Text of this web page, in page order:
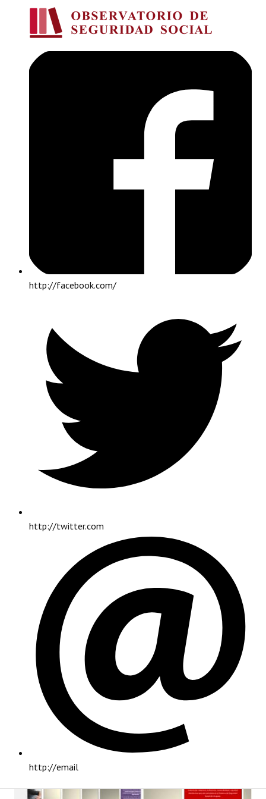
http://facebook.com/
http://twitter.com
http://email
INSTITUCIONAL